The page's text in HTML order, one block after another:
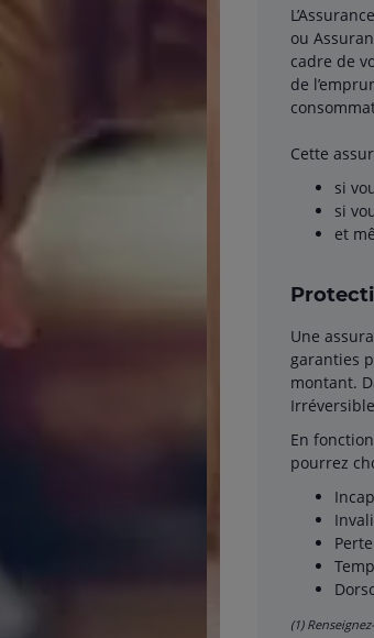
ou
cadre de
de
Cette
si
si
et
Une
garanties
montant.
En
pourrez
(1)